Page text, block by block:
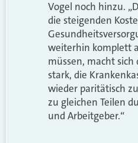
Vogel noch hinzu.
die steigenden
weiterhin komplett
müssen, macht sich
stark, die
wieder paritätisch
zu gleichen Teilen
und Arbeitgeber.“